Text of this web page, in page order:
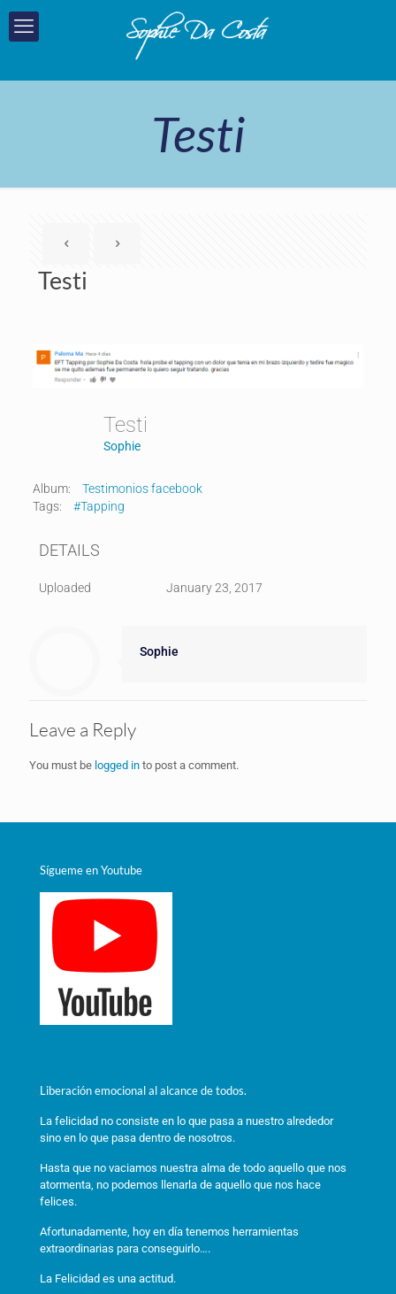
Testi
Testi
Testi
Sophie
Album:
Testimonios facebook
Tags:
#Tapping
DETAILS
Uploaded January 23, 2017
Sophie
Leave a Reply
You must be logged in to post a comment.
Sígueme en Youtube
Liberación emocional al alcance de todos.
La felicidad no consiste en lo que pasa a nuestro alrededor
sino en lo que pasa dentro de nosotros.
Hasta que no vaciamos nuestra alma de todo aquello que nos
atormenta, no podemos llenarla de aquello que nos hace
felices.
Afortunadamente, hoy en día tenemos herramientas
extraordinarias para conseguirlo….
La Felicidad es una actitud.